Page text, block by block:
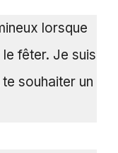
lorsque
fêter. Je suis
souhaiter un